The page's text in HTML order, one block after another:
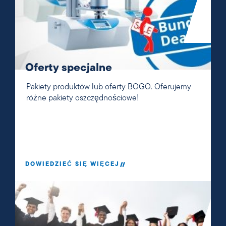
Oferty specjalne
Pakiety produktów lub oferty BOGO. Oferujemy
różne pakiety oszczędnościowe!
DOWIEDZIEĆ SIĘ WIĘCEJ